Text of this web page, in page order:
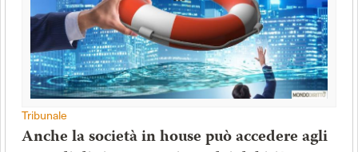
Tribunale
Anche la società in house può accedere agli